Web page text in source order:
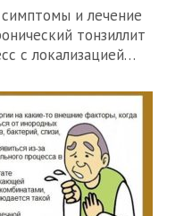
и лечение
тонзиллит
с локализацией…